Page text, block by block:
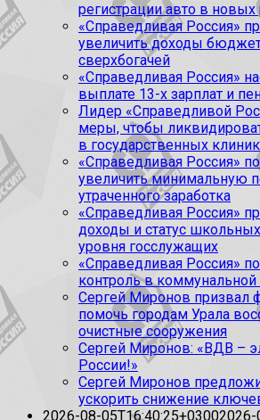
регистрации авто в новых
«Справедливая Россия»
увеличить доходы
сверхбогачей
«Справедливая Россия»
выплате 13-х зарплат и
Лидер «Справедливой
меры, чтобы
в государственных
«Справедливая Россия»
увеличить минимальную
утраченного заработка
«Справедливая Россия»
доходы и статус
уровня госслужащих
«Справедливая Россия»
контроль в
Сергей Миронов призвал
помочь городам Урала
очистные сооружения
Сергей Миронов: «ВДВ –
России!»
Сергей Миронов
ускорить снижение
2026-08-05T16:40:25+03002026-